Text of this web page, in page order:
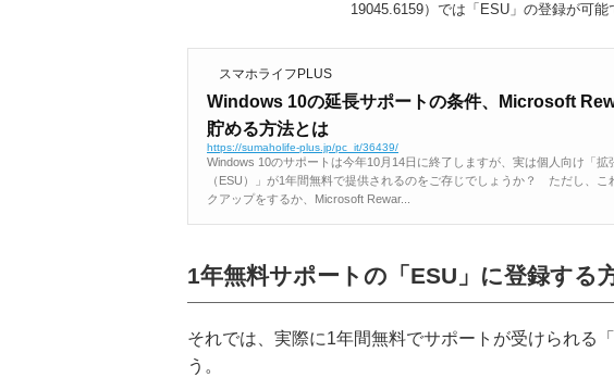
19045.6159）では「ESU」の登録が可能
スマホライフPLUS
Windows 10の延長サポートの条件、Microsoft
貯める方法とは
https://sumaholife-plus.jp/pc_it/36439/
Windows 10のサポートは今年10月14日に終了しますが、実は個人向け「拡
（ESU）」が1年間無料で提供されるのをご存じでしょうか？ ただし、こ
クアップをするか、Microsoft Rewar...
1年無料サポートの「ESU」に登録する
それでは、実際に1年間無料でサポートが受けられる
う。